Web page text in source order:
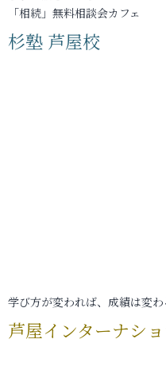
「相続」無料相談会カフェ
杉塾 芦屋校
学び方が変われば、成績は変わ
芦屋インターナシ